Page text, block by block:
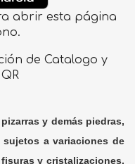
de Catalogo y
y demás piedras,
a variaciones de
y cristalizaciones,